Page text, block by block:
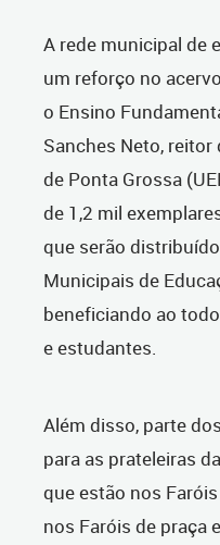
A rede municipal de
um reforço no
o Ensino
Sanches Neto,
de Ponta Grossa
de 1,2 mil
que serão
Municipais de
beneficiando ao
e estudantes.
Além disso, parte
para as prateleiras
que estão nos
nos Faróis de praça